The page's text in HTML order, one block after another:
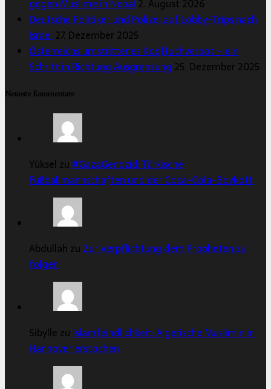
gegen Muslime in Nepal 2. August 2026
Deutsche Politiker und Polizei auf Lobby-Trips nach
Israel 27. Dezember 2025
Österreichs umstrittenes Kopftuchverbot – ein
Schritt in Richtung Ausgrenzung 25. Dezember 2025
Neueste Kommentare
Yüksel zu#GazaGenozid: Türkische
Fußballmannschaften und der Coca-Cola-Boykott
Abdullah zu Zur Verpflichtung dem Propheten zu
folgen
Sibylle zu Islamfeindlichkeit: Algerische Muslimin in
Hannover erstochen